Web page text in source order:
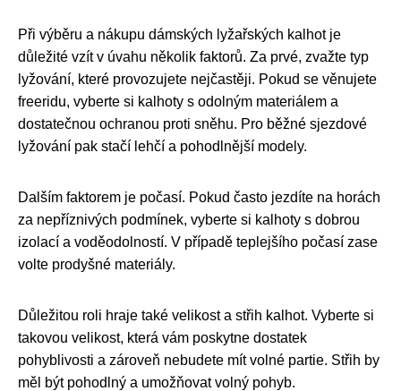
Při výběru a nákupu dámských lyžařských kalhot je
důležité vzít v úvahu několik faktorů. Za prvé, zvažte typ
lyžování, které provozujete nejčastěji. Pokud se věnujete
freeridu, vyberte si kalhoty s odolným materiálem a
dostatečnou ochranou proti sněhu. Pro běžné sjezdové
lyžování pak stačí lehčí a pohodlnější modely.
Dalším faktorem je počasí. Pokud často jezdíte na horách
za nepříznivých podmínek, vyberte si kalhoty s dobrou
izolací a voděodolností. V případě teplejšího počasí zase
volte prodyšné materiály.
Důležitou roli hraje také velikost a střih kalhot. Vyberte si
takovou velikost, která vám poskytne dostatek
pohyblivosti a zároveň nebudete mít volné partie. Střih by
měl být pohodlný a umožňovat volný pohyb.